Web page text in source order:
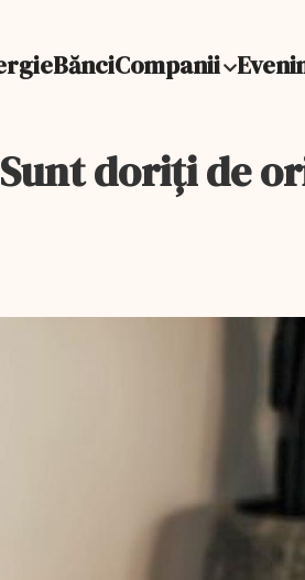
BănciCompanii
doriți de